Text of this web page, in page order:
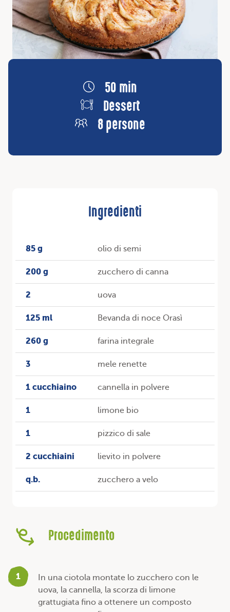
50 min
Dessert
8 persone
Ingredienti
85 g olio di semi
200 g zucchero di canna
2 uova
125 ml Bevanda di noce Orasì
260 g farina integrale
3 mele renette
1 cucchiaino cannella in polvere
1 limone bio
1 pizzico di sale
2 cucchiaini lievito in polvere
q.b. zucchero a velo
Procedimento
1
In una ciotola montate lo zucchero con le
uova, la cannella, la scorza di limone
grattugiata fino a ottenere un composto